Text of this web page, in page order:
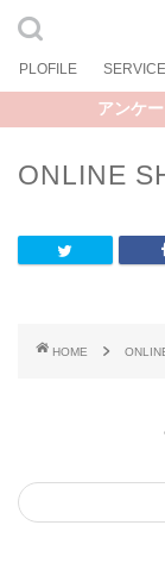
PLOFILE SERVICE
アンケ
ONLINE
HOME